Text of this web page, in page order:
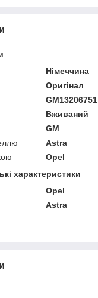
Німеччина
Оригінал
GM13206751
Вживаний
GM
Astra
Opel
характеристики
Opel
Astra